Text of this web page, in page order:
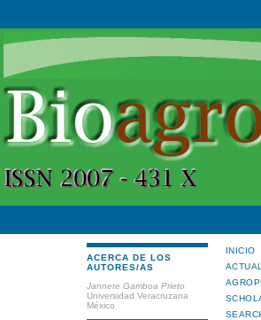
ACERCA DE LOS
AUTORES/AS
Jannete Gamboa Prieto
Universidad Veracruzana
México
INICIO
ACTUAL